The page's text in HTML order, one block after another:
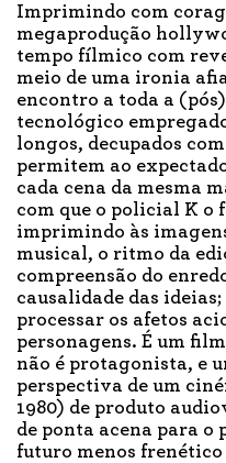
Imprimindo com
megaprodução
tempo fílmico com
meio de uma ironia
encontro a toda a
tecnológico
longos, decupados
permitem ao
cada cena da mesma
com que o policial K o
imprimindo às
musical, o ritmo da
compreensão do
causalidade das ideias;
processar os afetos
personagens. É um
não é protagonista, e
perspectiva de um
1980) de produto
de ponta acena para o
futuro menos